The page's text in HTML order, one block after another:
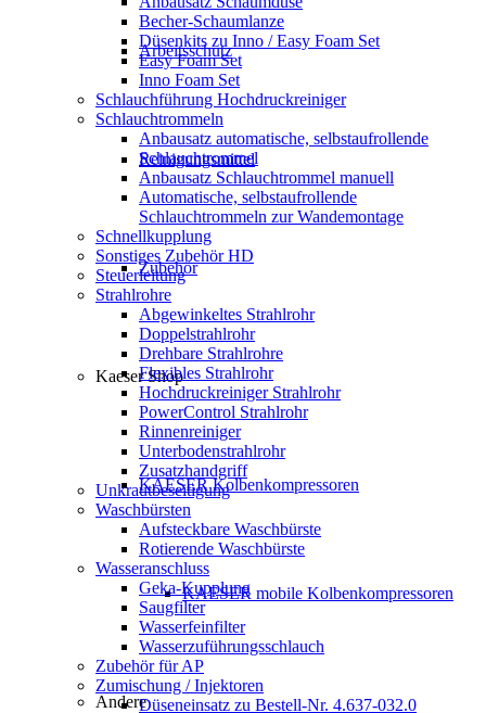
Arbeitsschutz
Reinigungsmittel
Zubehör
Kaeser Shop
KAESER Kolbenkompressoren
KAESER mobile Kolbenkompressoren
Andere
Becher-Schaumlanze
Düsenkits zu Inno / Easy Foam Set
Easy Foam Set
Inno Foam Set
Schlauchführung Hochdruckreiniger
Schlauchtrommeln
Anbausatz automatische, selbstaufrollende
Schlauchtrommel
Anbausatz Schlauchtrommel manuell
Automatische, selbstaufrollende
Schlauchtrommeln zur Wandemontage
Schnellkupplung
Sonstiges Zubehör HD
Steuerleitung
Strahlrohre
Abgewinkeltes Strahlrohr
Doppelstrahlrohr
Drehbare Strahlrohre
Flexibles Strahlrohr
Hochdruckreiniger Strahlrohr
PowerControl Strahlrohr
Rinnenreiniger
Unterbodenstrahlrohr
Zusatzhandgriff
Unkrautbeseitigung
Waschbürsten
Aufsteckbare Waschbürste
Rotierende Waschbürste
Wasseranschluss
Geka-Kupplung
Saugfilter
Wasserfeinfilter
Wasserzuführungsschlauch
Zubehör für AP
Zumischung / Injektoren
Düseneinsatz zu Bestell-Nr. 4.637-032.0